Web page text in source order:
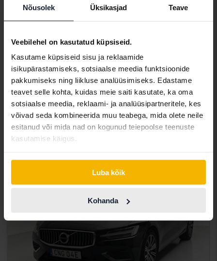
Nõusolek Üksikasjad Teave
Veebilehel on kasutatud küpsiseid.
Kasutame küpsiseid sisu ja reklaamide
isikupärastamiseks, sotsiaalse meedia funktsioonide
pakkumiseks ning liikluse analüüsimiseks. Edastame
teavet selle kohta, kuidas meie saiti kasutate, ka oma
sotsiaalse meedia, reklaami- ja analüüsipartneritele, kes
võivad seda kombineerida muu teabega, mida olete neile
esitanud või mida nad on kogunud teiepoolse teenuste
kasutamise käigus.
Luba kõik
Kohanda
D4
2020
86 730 km
Diisel
Kungälv (Ellesbo)
Juhtiv pakkumine: 198 500 SEK
Koos rahastamisega 1 691 SEK/kuu
Osta otse